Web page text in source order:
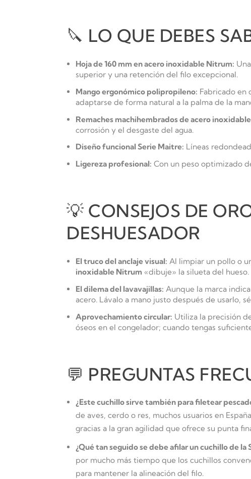
🔪 LO QUE DEBES
Hoja de 160 mm en acero inoxidable Nitrum:
superior y una retención del filo excepcional.
Mango ergonómico polipropileno: Fabricado en
adaptarse de forma natural a la palma de la
Remaches machihembrados de acero
corrosión y el desgaste del agua.
Diseño funcional Serie Maitre: Líneas
Ligereza profesional: Con un peso optimizado
💡 CONSEJOS DE
DESHUESADOR
El truco del anclaje visual: Al limpiar un pollo o
inoxidable Nitrum «dibuje» la silueta del
El dilema del lavavajillas: Aunque la marca
acero. Lávalo a mano justo después de usarlo,
Aprovechamiento circular: Utiliza la precisión
óseos en el congelador; cuando tengas
💬 PREGUNTAS
¿Este cuchillo sirve también para filetear
de aves, cerdo o res, muchos usuarios en
gracias a la gran agilidad que ofrece su punta
¿Qué tan seguido se debe afilar un cuchillo de la
por mucho más tiempo que los cuchillos
para mantener la alineación del filo.